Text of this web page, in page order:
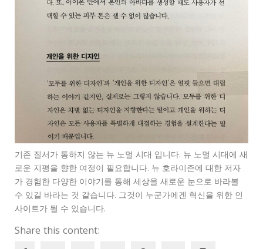
기존 질서가 통하지 않는 뉴 노멀 시대 입니다. 뉴 노멀 시대에 새
로운 지평을 향한 여정이 필요합니다. 뉴 호라이즌에 대한 저자
가 경험한 다양한 이야기를 통해 세상을 새로운 눈으로 바라볼
수 있길 바라는 것 같습니다. 그것이 누군가에겐 혁신을 위한 인
사이트가 될 수 있습니다.
Share this content: